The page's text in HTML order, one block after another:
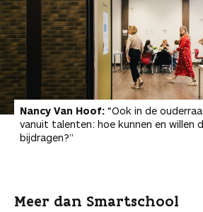
Nancy Van Hoof: “Ook in de
vanuit talenten: hoe kunnen en willen
bijdragen?”
Meer dan Smartschool